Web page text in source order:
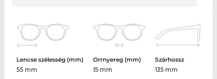
Lencse szélesség (mm)
55 mm
Orrnyereg (mm)
15 mm
Szárhossz
135 mm